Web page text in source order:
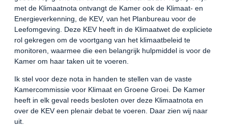
met de Klimaatnota ontvangt de Kamer ook de Klimaat- en
Energieverkenning, de KEV, van het Planbureau voor de
Leefomgeving. Deze KEV heeft in de Klimaatwet de expliciete
rol gekregen om de voortgang van het klimaatbeleid te
monitoren, waarmee die een belangrijk hulpmiddel is voor de
Kamer om haar taken uit te voeren.
Ik stel voor deze nota in handen te stellen van de vaste
Kamercommissie voor Klimaat en Groene Groei. De Kamer
heeft in elk geval reeds besloten over deze Klimaatnota en
over de KEV een plenair debat te voeren. Daar zien wij naar
uit.